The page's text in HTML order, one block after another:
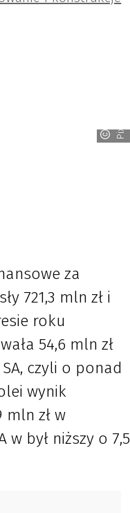
Pixabay
za
721,3 mln zł i
roku
54,6 mln zł
czyli o ponad
wynik
mln zł w
był niższy o 7,5